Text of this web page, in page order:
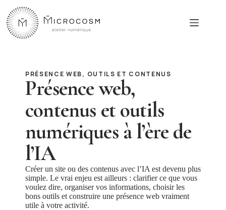
contenu
PRÉSENCE WEB, OUTILS ET CONTENUS
Présence web,
contenus et outils
numériques à l’ère de
l’IA
Créer un site ou des contenus avec l’IA est devenu plus
simple. Le vrai enjeu est ailleurs : clarifier ce que vous
voulez dire, organiser vos informations, choisir les
bons outils et construire une présence web vraiment
utile à votre activité.